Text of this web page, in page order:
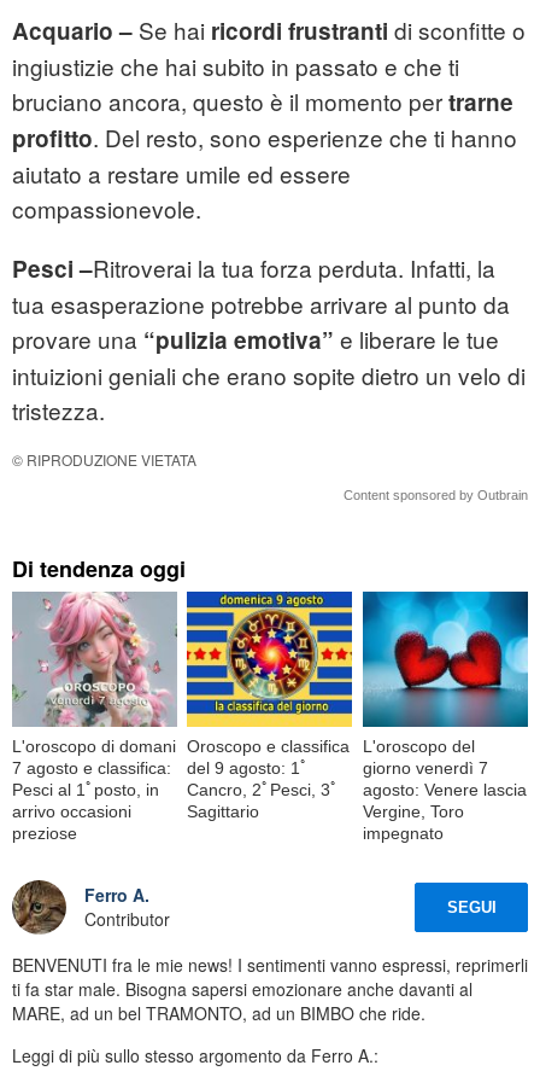
Acquario – Se hai ricordi frustranti di sconfitte o
ingiustizie che hai subito in passato e che ti
bruciano ancora, questo è il momento pertrarne
profitto. Del resto, sono esperienze che ti hanno
aiutato a restare umile ed essere
compassionevole.
Pesci –Ritroverai la tua forza perduta. Infatti, la
tua esasperazione potrebbe arrivare al punto da
provare una “pulizia emotiva” e liberare le tue
intuizioni geniali che erano sopite dietro un velo di
tristezza.
© RIPRODUZIONE VIETATA
Content sponsored by Outbrain
Di tendenza oggi
L'oroscopo di domani
7 agosto e classifica:
Pesci al 1ﾟposto, in
arrivo occasioni
preziose
Oroscopo e classifica
del 9 agosto: 1ﾟ
Cancro, 2ﾟPesci, 3ﾟ
Sagittario
L'oroscopo del
giorno venerdì 7
agosto: Venere lascia
Vergine, Toro
impegnato
Ferro A.
Contributor
SEGUI
BENVENUTI fra le mie news! I sentimenti vanno espressi, reprimerli
ti fa star male. Bisogna sapersi emozionare anche davanti al
MARE, ad un bel TRAMONTO, ad un BIMBO che ride.
Leggi di più sullo stesso argomento da Ferro A.: